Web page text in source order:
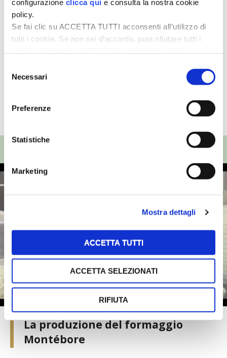
configurazione clicca qui e consulta la nostra cookie
policy.
Se fai clic su ACCETTA TUTTI acconsenti all’utilizzo di
tutti i cookie. Se non sei d’accordo, puoi rifiutare tutti i
desideri accettare e cliccando ACCETTA SELEZIONATI.
delNecessari
Preferenze
Statistiche
Marketing
Mostra dettagli
ACCETTA TUTTI
ACCETTA SELEZIONATI
RIFIUTA
Condividi
TUTTI GLI ARTICOLI
TOP VIDEO
La produzione del formaggio
Montébore